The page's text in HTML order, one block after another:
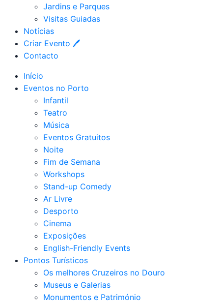
Jardins e Parques
Visitas Guiadas
Notícias
Criar Evento 🖊
Contacto
Início
Eventos no Porto
Infantil
Teatro
Música
Eventos Gratuitos
Noite
Fim de Semana
Workshops
Stand-up Comedy
Ar Livre
Desporto
Cinema
Exposições
English-Friendly Events
Pontos Turísticos
Os melhores Cruzeiros no Douro​
Museus e Galerias
Monumentos e Património